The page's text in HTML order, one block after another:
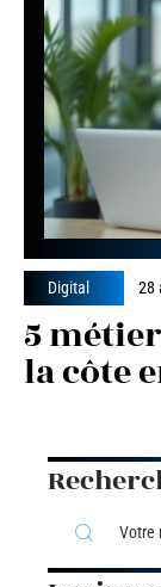
Digital 28
5
la côte